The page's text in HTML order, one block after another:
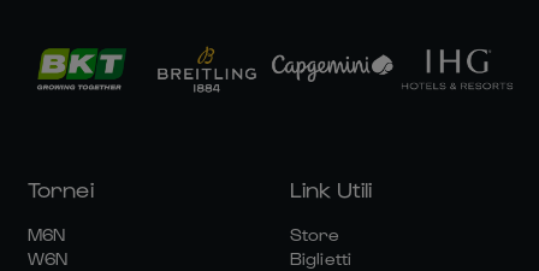
Tornei
M6N
W6N
Link Utili
Store
Biglietti